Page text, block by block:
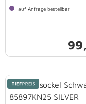
auf Anfrage bestellbar
99,